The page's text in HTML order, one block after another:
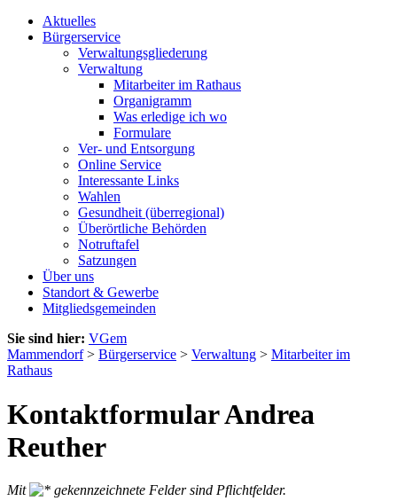
Aktuelles
Bürgerservice
Verwaltungsgliederung
Verwaltung
Mitarbeiter im Rathaus
Organigramm
Was erledige ich wo
Formulare
Ver- und Entsorgung
Online Service
Interessante Links
Wahlen
Gesundheit (überregional)
Überörtliche Behörden
Notruftafel
Satzungen
Über uns
Standort & Gewerbe
Mitgliedsgemeinden
Sie sind hier: VGem
Mammendorf> Bürgerservice > Verwaltung > Mitarbeiter im
Rathaus
Kontaktformular Andrea
Reuther
Mit
gekennzeichnete Felder sind Pflichtfelder.